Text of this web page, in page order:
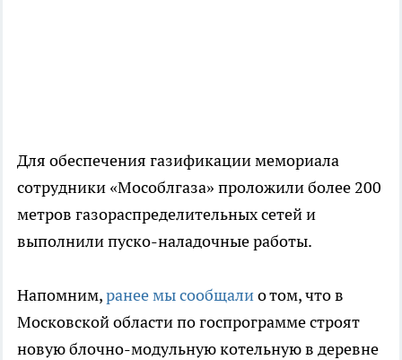
Для обеспечения газификации мемориала
сотрудники «Мособлгаза» проложили более 200
метров газораспределительных сетей и
выполнили пуско-наладочные работы.
Напомним,ранее мы сообщалио том, что в
Московской области по госпрограмме строят
новую блочно-модульную котельную в деревне